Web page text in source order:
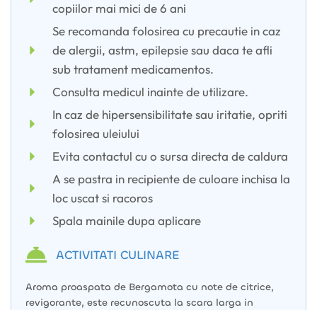
copiilor mai mici de 6 ani
Se recomanda folosirea cu precautie in caz
de alergii, astm, epilepsie sau daca te afli
sub tratament medicamentos.
Consulta medicul inainte de utilizare.
In caz de hipersensibilitate sau iritatie, opriti
folosirea uleiului
Evita contactul cu o sursa directa de caldura
A se pastra in recipiente de culoare inchisa la
loc uscat si racoros
Spala mainile dupa aplicare
ACTIVITATI CULINARE
Aroma proaspata de Bergamota cu note de citrice,
revigorante, este recunoscuta la scara larga in